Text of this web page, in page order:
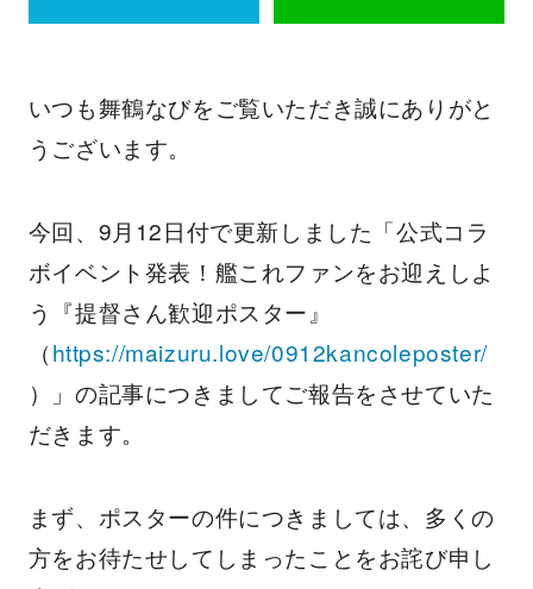
いつも舞鶴なびをご覧いただき誠にありがと
うございます。
今回、9月12日付で更新しました「公式コラ
ボイベント発表！艦これファンをお迎えしよ
う『提督さん歓迎ポスター』
（https://maizuru.love/0912kancoleposter/
）」の記事につきましてご報告をさせていた
だきます。
まず、ポスターの件につきましては、多くの
方をお待たせしてしまったことをお詫び申し